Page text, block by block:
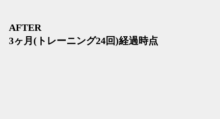
AFTER
3ヶ月(トレーニング24回)経過時点